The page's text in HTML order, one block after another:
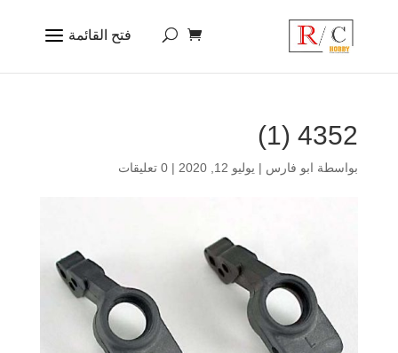
4352 (1)
بواسطة ابو فارس | يوليو 12, 2020 | 0 تعليقات